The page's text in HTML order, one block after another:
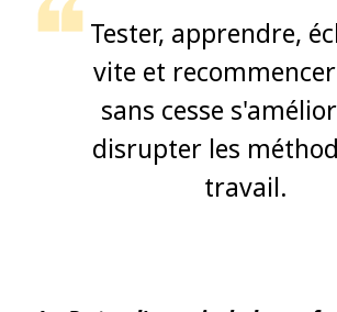
Tester, apprendre,
vite et
sans cesse
disrupter les
travail.